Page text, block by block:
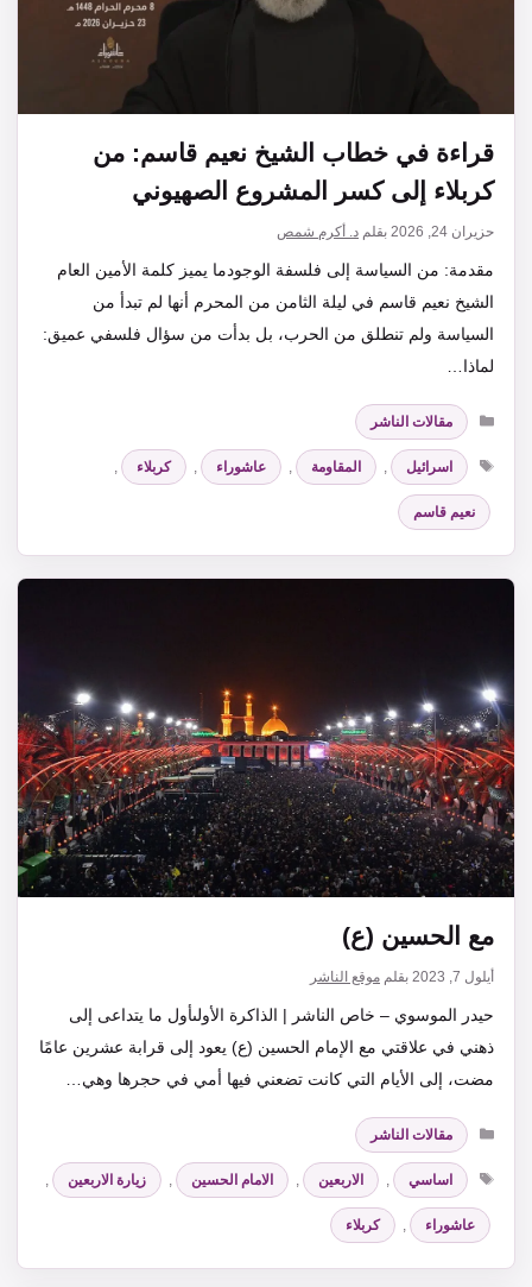
قراءة في خطاب الشيخ نعيم قاسم: من
كربلاء إلى كسر المشروع الصهيوني
حزيران 24, 2026 بقلم د. أكرم شمص
مقدمة: من السياسة إلى فلسفة الوجودما يميز كلمة الأمين العام
الشيخ نعيم قاسم في ليلة الثامن من المحرم أنها لم تبدأ من
السياسة ولم تنطلق من الحرب، بل بدأت من سؤال فلسفي عميق:
لماذا…
التصنيفات
مقالات الناشر
الوسوم
اسرائيل المقاومة عاشوراء كربلاء
نعيم قاسم
مع الحسين (ع)
أيلول 7, 2023 بقلم موقع الناشر
حيدر الموسوي – خاص الناشر | الذاكرة الأولىأول ما يتداعى إلى
ذهني في علاقتي مع الإمام الحسين (ع) يعود إلى قرابة عشرين عامًا
مضت، إلى الأيام التي كانت تضعني فيها أمي في حجرها وهي…
التصنيفات
مقالات الناشر
الوسوم
اساسي , الاربعين , الامام الحسين , زيارة الاربعين ,
عاشوراء , كربلاء